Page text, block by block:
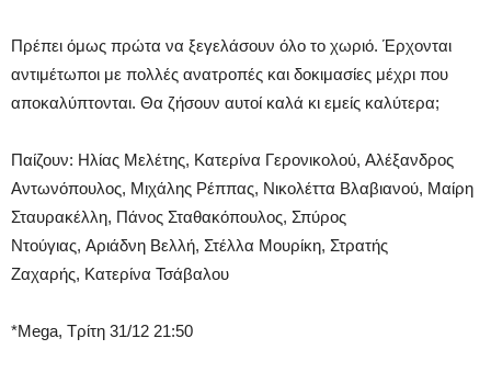
Πρέπει όμως πρώτα να ξεγελάσουν όλο το χωριό. Έρχονται
αντιμέτωποι με πολλές ανατροπές και δοκιμασίες μέχρι που
αποκαλύπτονται. Θα ζήσουν αυτοί καλά κι εμείς καλύτερα;
Παίζουν: Ηλίας Μελέτης, Κατερίνα Γερονικολού, Αλέξανδρος
Αντωνόπουλος, Μιχάλης Ρέππας, Νικολέττα Βλαβιανού, Μαίρη
Σταυρακέλλη, Πάνος Σταθακόπουλος, Σπύρος
Ντούγιας, Αριάδνη Βελλή, Στέλλα Μουρίκη, Στρατής
Ζαχαρής, Κατερίνα Τσάβαλου
*Mega, Τρίτη 31/12 21:50